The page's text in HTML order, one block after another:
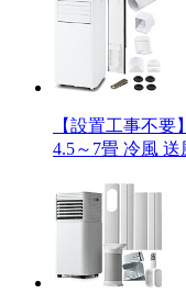
【設置工事不
4.5～7畳 冷風